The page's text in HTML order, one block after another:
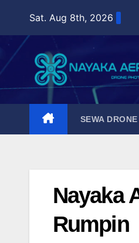
content
Sat. Aug 8th, 2026
SEWA
Nayaka
Rumpin